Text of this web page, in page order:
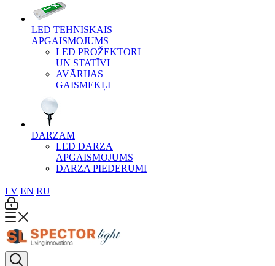
LED TEHNISKAIS
APGAISMOJUMS
LED PROŽEKTORI
UN STATĪVI
AVĀRIJAS
GAISMEKĻI
DĀRZAM
LED DĀRZA
APGAISMOJUMS
DĀRZA PIEDERUMI
LV EN RU